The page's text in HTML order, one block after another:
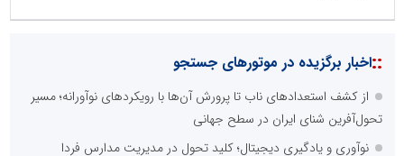
::اخبار برگزیده در موتورهای جستجو
از کشف استعدادهای ناب تا پرورش آن‌ها با رویکردهای نوآورانه؛ مسیر
تحول‌آفرین شنای ایران در سطح جهانی
نوآوری و یادگیری دیجیتال؛ کلید تحول در مدیریت مدارس فردا